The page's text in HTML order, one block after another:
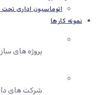
اتوماسیون اداری
نمونه کارها
پروژه های
شرکت های